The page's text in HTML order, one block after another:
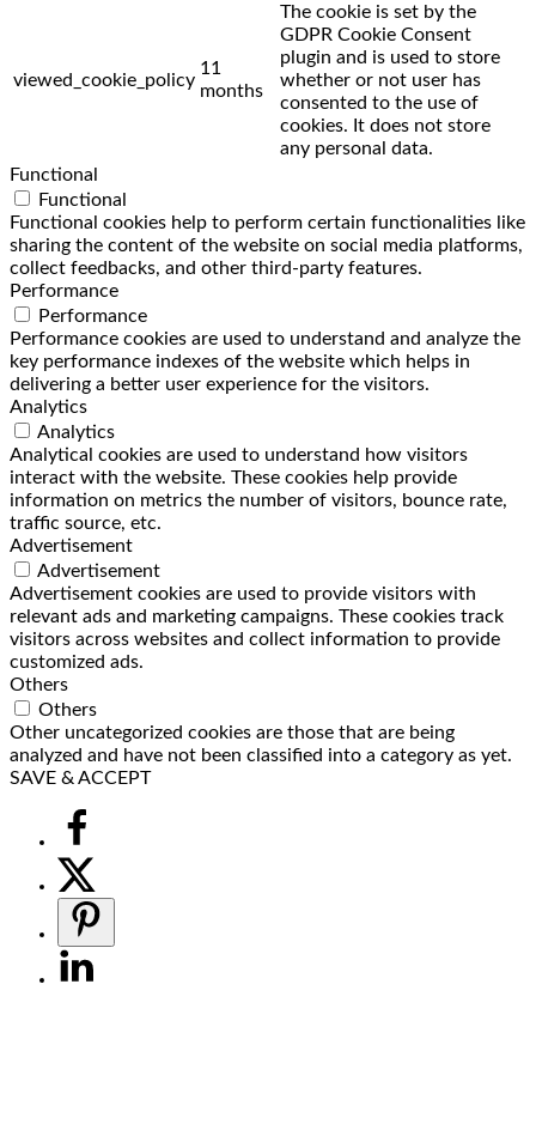
viewed_cookie_policy
11
months
The cookie is set by the
GDPR Cookie Consent
plugin and is used to store
whether or not user has
consented to the use of
cookies. It does not store
any personal data.
Functional
Functional
Functional cookies help to perform certain functionalities like
sharing the content of the website on social media platforms,
collect feedbacks, and other third-party features.
Performance
Performance
Performance cookies are used to understand and analyze the
key performance indexes of the website which helps in
delivering a better user experience for the visitors.
Analytics
Analytics
Analytical cookies are used to understand how visitors
interact with the website. These cookies help provide
information on metrics the number of visitors, bounce rate,
traffic source, etc.
Advertisement
Advertisement
Advertisement cookies are used to provide visitors with
relevant ads and marketing campaigns. These cookies track
visitors across websites and collect information to provide
customized ads.
Others
Others
Other uncategorized cookies are those that are being
analyzed and have not been classified into a category as yet.
SAVE & ACCEPT